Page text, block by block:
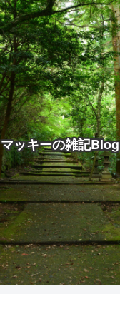
マッキーの雑記Blog